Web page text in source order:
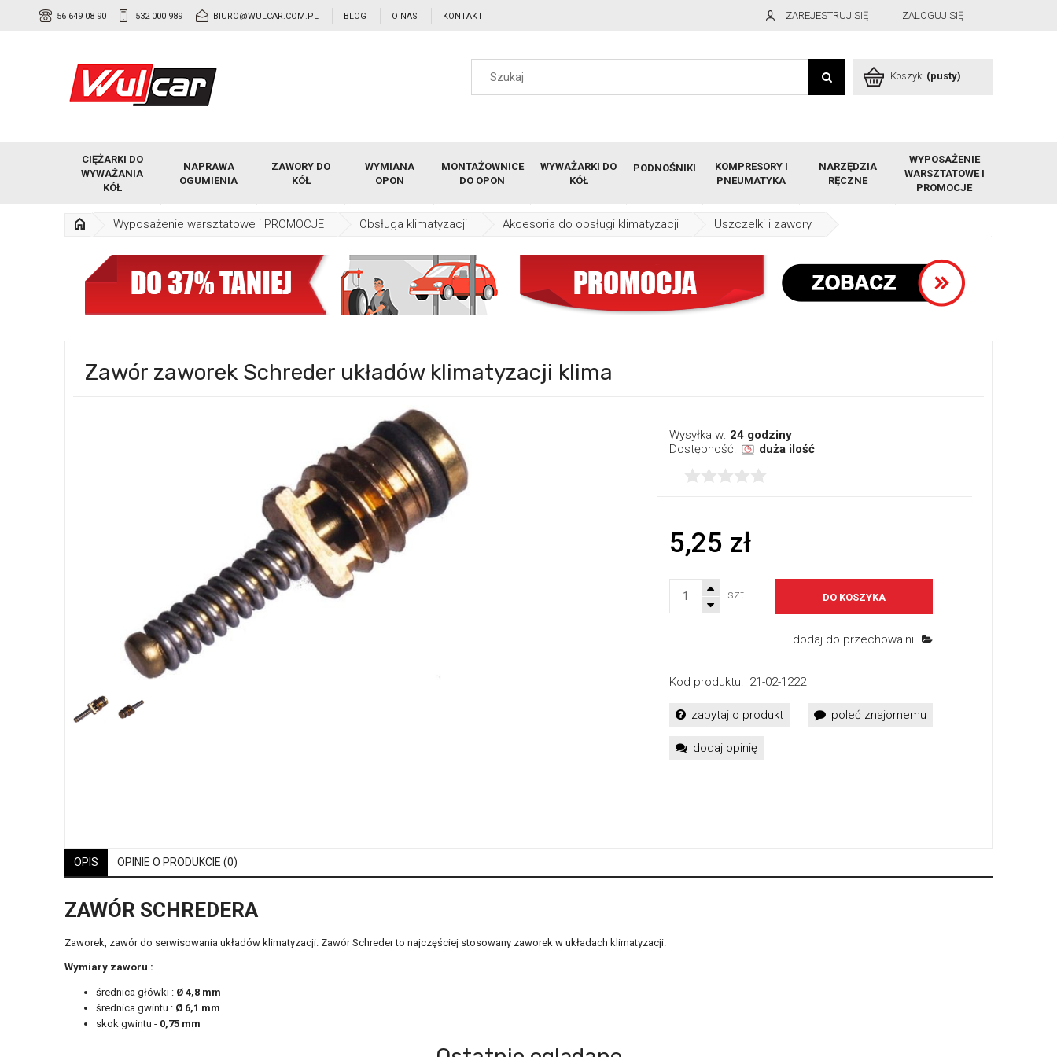
56 649 08 90 532 000 989 BIURO@WULCAR.COM.PL BLOG O NAS KONTAKT ZAREJESTRUJ SIĘ ZALOGUJ SIĘ
Koszyk: (pusty)
CIĘŻARKI DO
WYWAŻANIA
KÓŁ
NAPRAWA
OGUMIENIA
ZAWORY DO
KÓŁ
WYMIANA
OPON
MONTAŻOWNICE
DO OPON
WYWAŻARKI DO
KÓŁ
PODNOŚNIKI
KOMPRESORY I
PNEUMATYKA
NARZĘDZIA
RĘCZNE
WYPOSAŻENIE
WARSZTATOWE I
PROMOCJE
Wyposażenie warsztatowe i PROMOCJE Obsługa klimatyzacji Akcesoria do obsługi klimatyzacji
Uszczelki i zawory
Zawór zaworek Schreder układów klimatyzacji klima
Wysyłka w: 24 godziny
Dostępność:
duża ilość
-
5,25 zł
szt. DO KOSZYKA
dodaj do przechowalni
Kod produktu: 21-02-1222
zapytaj o produkt poleć znajomemu
dodaj opinię
OPIS OPINIE O PRODUKCIE (0)
ZAWÓR SCHREDERA
Zaworek, zawór do serwisowania układów klimatyzacji. Zawór Schreder to najczęściej stosowany zaworek w układach klimatyzacji.
Wymiary zaworu :
średnica główki : Ø 4,8 mm
średnica gwintu : Ø 6,1 mm
skok gwintu - 0,75 mm